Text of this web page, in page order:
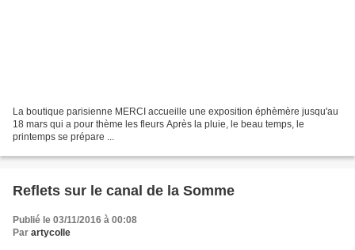
La boutique parisienne MERCI accueille une exposition éphèmère jusqu'au
18 mars qui a pour thème les fleurs Après la pluie, le beau temps, le
printemps se prépare ...
Reflets sur le canal de la Somme
Publié le 03/11/2016 à 00:08
Par artycolle